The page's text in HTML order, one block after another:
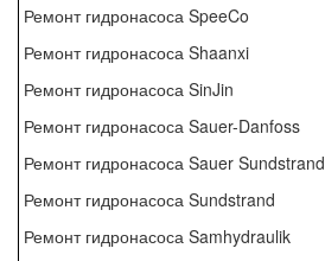
Ремонт гидронасоса SpeeCo
Ремонт гидронасоса Shaanxi
Ремонт гидронасоса SinJin
Ремонт гидронасоса Sauer-Danfoss
Ремонт гидронасоса Sauer Sundstrand
Ремонт гидронасоса Sundstrand
Ремонт гидронасоса Samhydraulik